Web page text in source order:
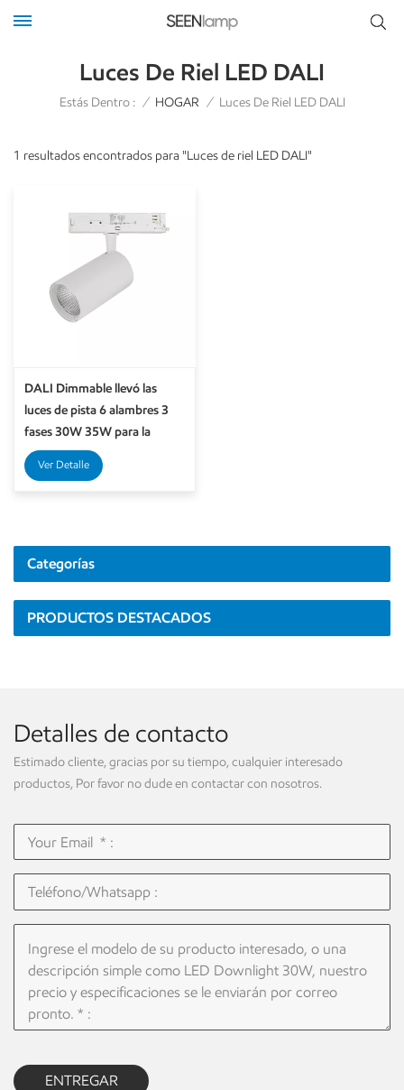
Luces De Riel LED DALI
Estás Dentro : / HOGAR / Luces De Riel LED DALI
1 resultados encontrados para "Luces de riel LED DALI"
DALI Dimmable llevó las
luces de pista 6 alambres 3
fases 30W 35W para la
iluminación de la tienda
Ver Detalle
Categorías
PRODUCTOS DESTACADOS
Detalles de contacto
Estimado cliente, gracias por su tiempo, cualquier interesado
productos, Por favor no dude en contactar con nosotros.
ENTREGAR